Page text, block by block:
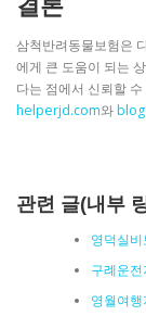
결론
삼척반려동물보험은
에게 큰 도움이 되는
다는 점에서 신뢰할
helperjd.com와
관련 글(내부
영덕실
구례운
영월여